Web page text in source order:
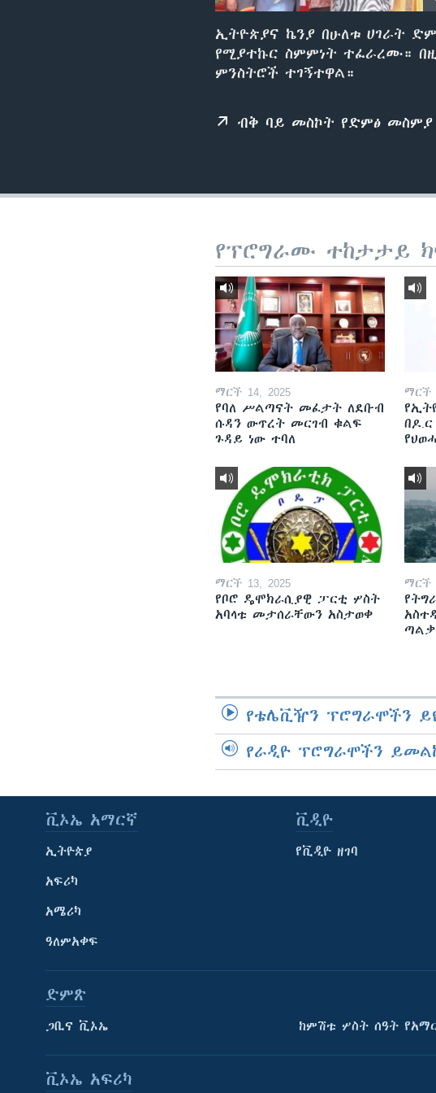
ኢትዮጵያና ኬንያ በሁለቱ ሀገራት
የሚያተኩር ስምምነት ተፈራረሙ።
ምንስትሮች ተገኝተዋል።
ብቅ ባይ መስኮት የድምፅ መስምያ
የፕሮግራሙ ተከታታይ
ማርች 14, 2025
የባለ ሥልጣናት መፈታት ለደቡብ
ሱዳን ውጥረት መርገብ ቁልፍ
ጉዳይ ነው ተባለ
ማርች
ማርች 13, 2025
የቦሮ ዴሞክራሲያዊ ፓርቲ ሦስት
አባላቱ መታሰራቸውን አስታወቀ
ማርች
ጣልቃ
የቴሌቪዥን ፕሮግራሞችን
የራዲዮ ፕሮግራሞችን
ቪኦኤ አማርኛ
ኢትዮጵያ
አፍሪካ
አሜሪካ
ዓለምአቀፍ
ቪዲዮ
የቪዲዮ ዘገባ
ድምጽ
ጋቢና ቪኦኤ ከምሽቱ ሦስት ሰዓት
ቪኦኤ አፍሪካ